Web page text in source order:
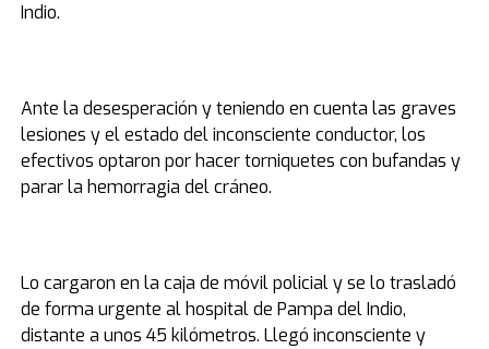
Indio.
Ante la desesperación y teniendo en cuenta las graves
lesiones y el estado del inconsciente conductor, los
efectivos optaron por hacer torniquetes con bufandas y
parar la hemorragia del cráneo.
Lo cargaron en la caja de móvil policial y se lo trasladó
de forma urgente al hospital de Pampa del Indio,
distante a unos 45 kilómetros. Llegó inconsciente y